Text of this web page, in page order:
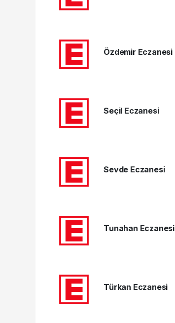
Özdemir Eczanesi
Seçil Eczanesi
Sevde Eczanesi
Tunahan Eczanesi
Türkan Eczanesi